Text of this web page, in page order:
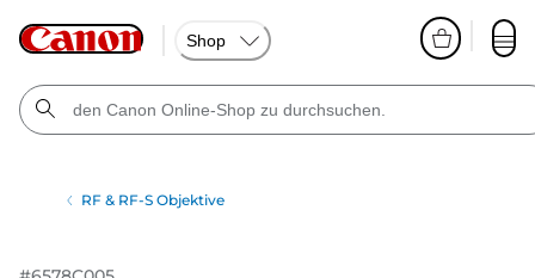
Shop
RF & RF-S Objektive